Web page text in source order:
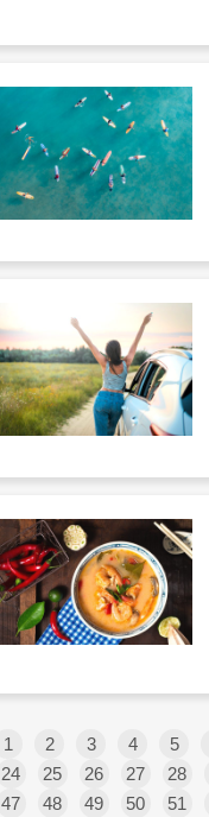
1 2 3 4 5
24 25 26 27 28
47 48 49 50 51